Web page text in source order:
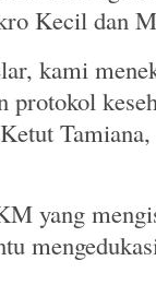
Kecil dan
kami
protokol
yang